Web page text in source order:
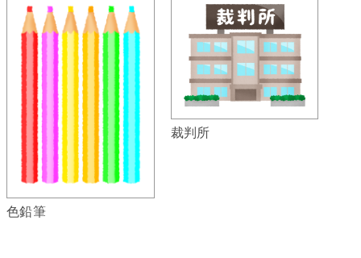
色鉛筆
裁判所